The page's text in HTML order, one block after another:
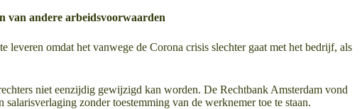
van andere arbeidsvoorwaarden
omdat het vanwege de Corona crisis slechter gaat met het bedrijf, als
niet eenzijdig gewijzigd kan worden. De Rechtbank Amsterdam vond
zonder toestemming van de werknemer toe te staan.